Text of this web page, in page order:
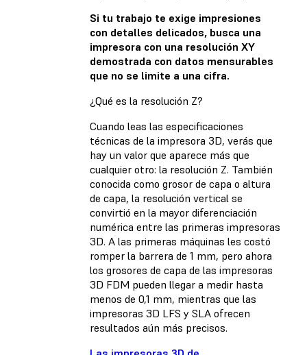
Si tu trabajo te exige impresiones
con detalles delicados, busca una
impresora con una resolución XY
demostrada con datos mensurables
que no se limite a una cifra.
¿Qué es la resolución Z?
Cuando leas las especificaciones
técnicas de la impresora 3D, verás que
hay un valor que aparece más que
cualquier otro: la resolución Z. También
conocida como grosor de capa o altura
de capa, la resolución vertical se
convirtió en la mayor diferenciación
numérica entre las primeras impresoras
3D. A las primeras máquinas les costó
romper la barrera de 1 mm, pero ahora
los grosores de capa de las impresoras
3D FDM pueden llegar a medir hasta
menos de 0,1 mm, mientras que las
impresoras 3D LFS y SLA ofrecen
resultados aún más precisos.